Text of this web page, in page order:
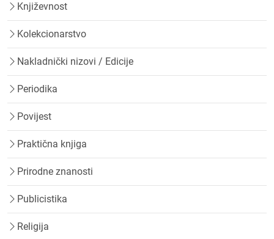
Književnost
Kolekcionarstvo
Nakladnički nizovi / Edicije
Periodika
Povijest
Praktična knjiga
Prirodne znanosti
Publicistika
Religija